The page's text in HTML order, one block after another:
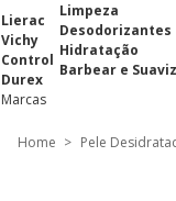
Lierac
Vichy
Control
Durex
Limpeza
Desodorizantes
Hidratação
Barbear e
Marcas
Home > Pele